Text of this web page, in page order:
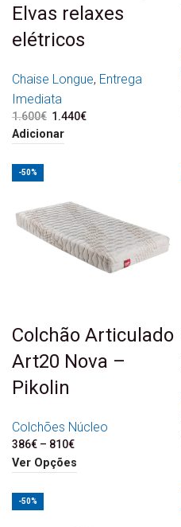
Elvas relaxes
elétricos
Chaise Longue, Entrega
Imediata
1.600€ O preço original era:
1.600€.
1.440€
Adicionar
-50%
Colchão Articulado
Art20 Nova –
Pikolin
Colchões Núcleo
386€ – 810€
through 810€
Ver Opções
-50%